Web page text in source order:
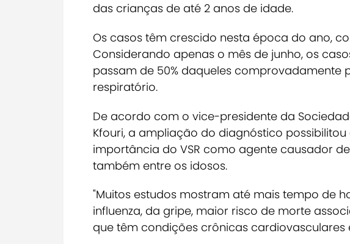
das crianças de até 2 anos de idade.
Os casos têm crescido nesta época do ano,
Considerando apenas o mês de junho, os
passam de 50% daqueles comprovadamente
respiratório.
De acordo com o vice-presidente da
Kfouri, a ampliação do diagnóstico
importância do VSR como agente causador
também entre os idosos.
"Muitos estudos mostram até mais tempo de
influenza, da gripe, maior risco de morte
que têm condições crônicas cardiovasculares